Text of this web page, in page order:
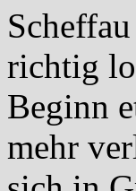
richtig
Beginn
mehr